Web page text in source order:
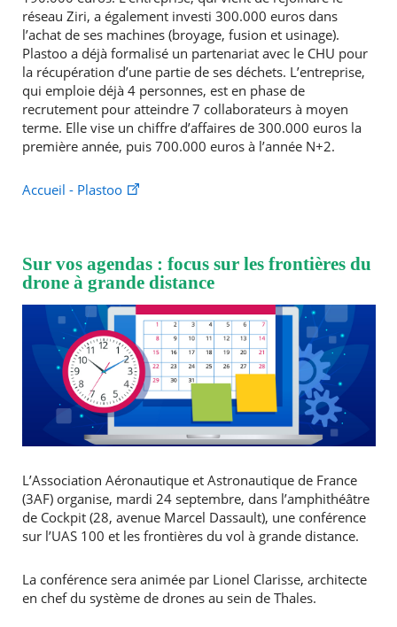
réseau Ziri, a également investi 300.000 euros dans
l’achat de ses machines (broyage, fusion et usinage).
Plastoo a déjà formalisé un partenariat avec le CHU pour
la récupération d’une partie de ses déchets. L’entreprise,
qui emploie déjà 4 personnes, est en phase de
recrutement pour atteindre 7 collaborateurs à moyen
terme. Elle vise un chiffre d’affaires de 300.000 euros la
première année, puis 700.000 euros à l’année N+2.
Accueil - Plastoo
Sur vos agendas : focus sur les frontières du
drone à grande distance
L’Association Aéronautique et Astronautique de France
(3AF) organise, mardi 24 septembre, dans l’amphithéâtre
de Cockpit (28, avenue Marcel Dassault), une conférence
sur l’UAS 100 et les frontières du vol à grande distance.
La conférence sera animée par Lionel Clarisse, architecte
en chef du système de drones au sein de Thales.